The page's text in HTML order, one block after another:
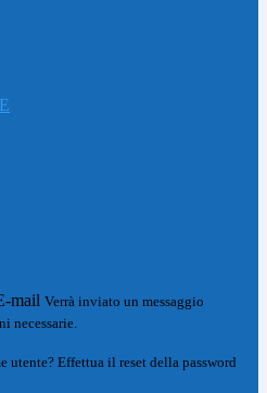
mail Verrà inviato un messaggio
necessarie.
utente? Effettua il reset della password